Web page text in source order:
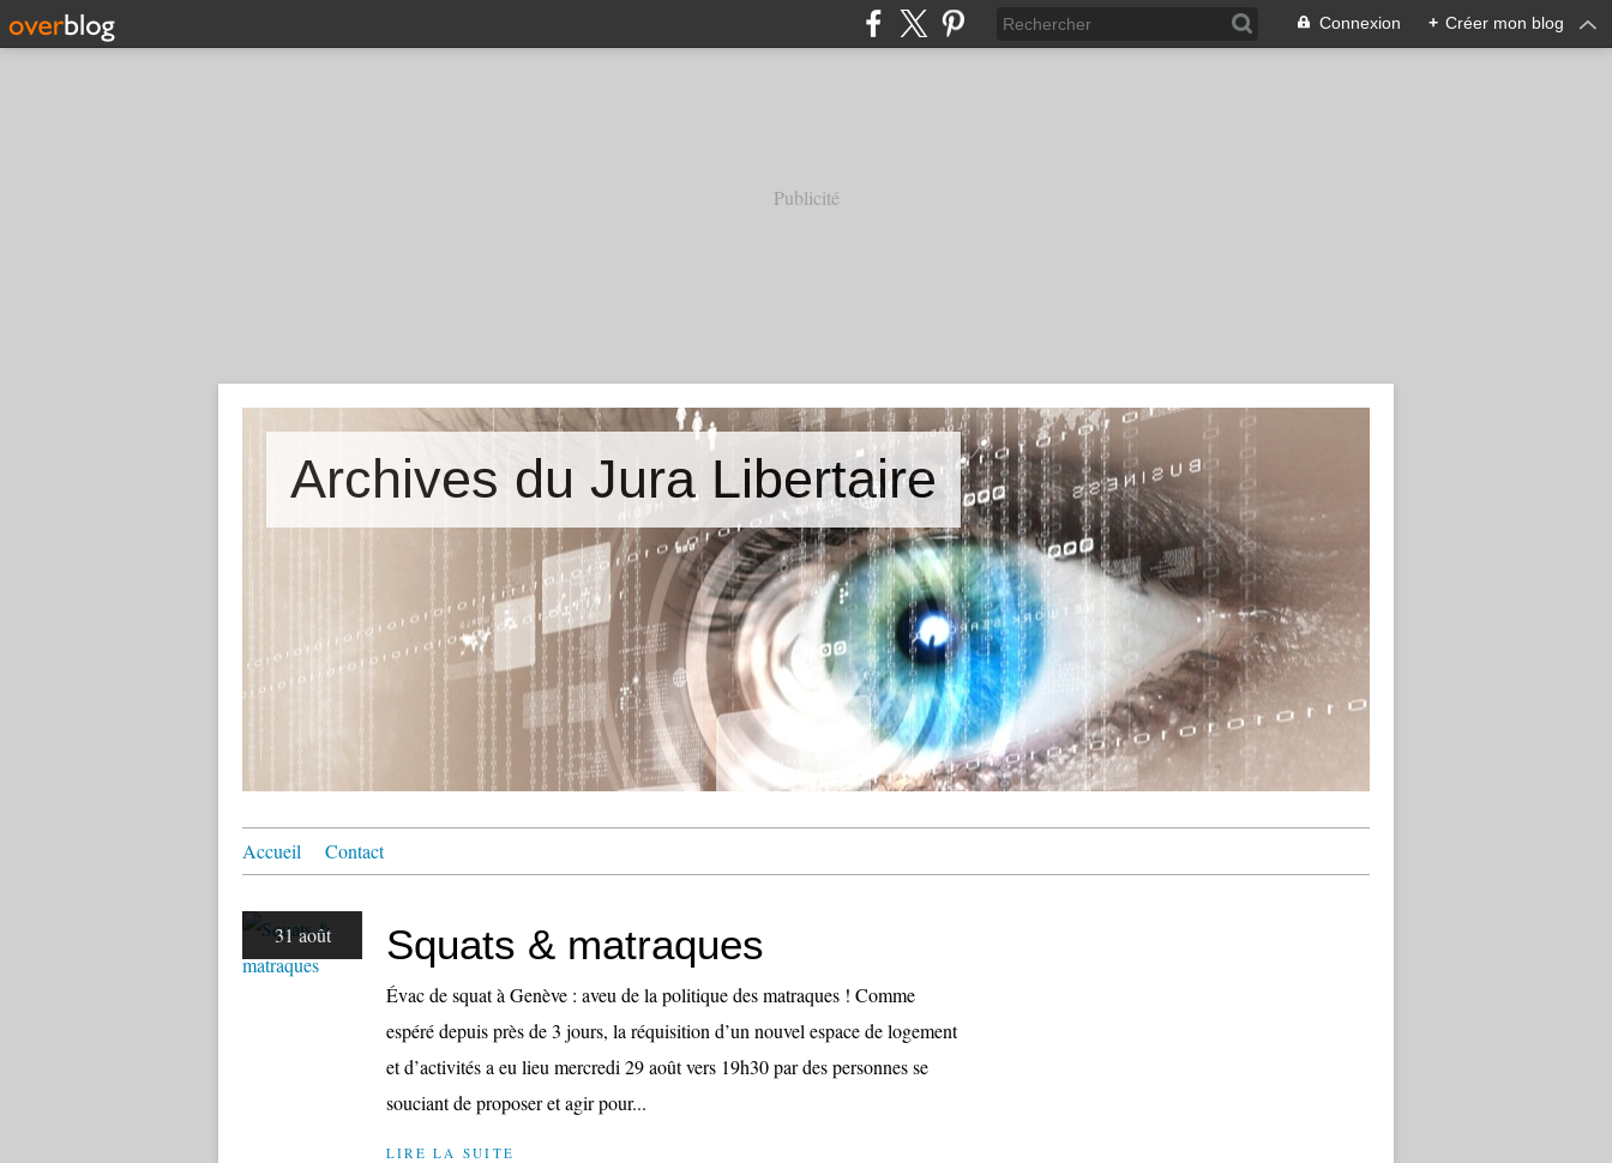
Connexion + Créer mon blog
Publicité
Archives du Jura Libertaire
Accueil Contact
31 août Squats & matraques
Évac de squat à Genève : aveu de la politique des matraques ! Comme
espéré depuis près de 3 jours, la réquisition d’un nouvel espace de logement
et d’activités a eu lieu mercredi 29 août vers 19h30 par des personnes se
souciant de proposer et agir pour...
LIRE LA SUITE